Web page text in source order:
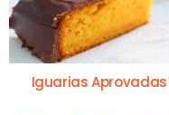
Iguarias